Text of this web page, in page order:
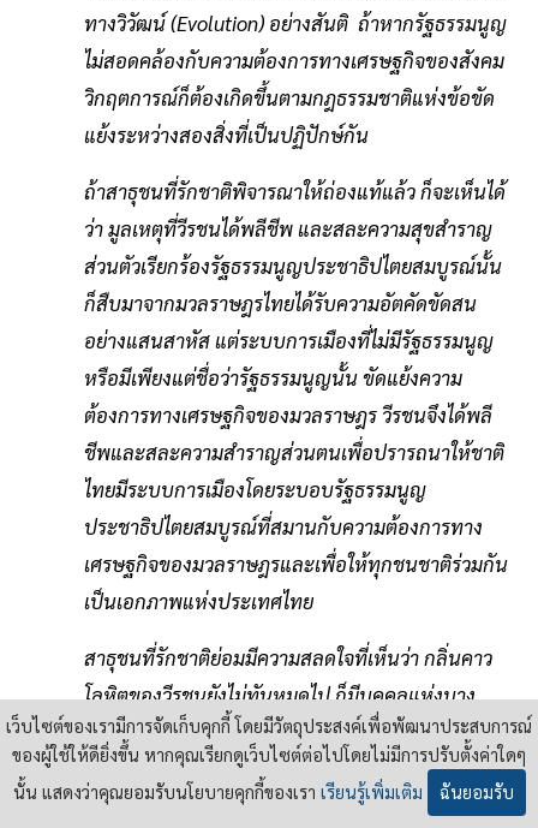
ทางวิวัฒน์ (Evolution) อย่างสันติ ถ้าหากรัฐธรรมนูญ
ไม่สอดคล้องกับความต้องการทางเศรษฐกิจของสังคม
วิกฤตการณ์ก็ต้องเกิดขึ้นตามกฎธรรมชาติแห่งข้อขัด
แย้งระหว่างสองสิ่งที่เป็นปฏิปักษ์กัน
ถ้าสาธุชนที่รักชาติพิจารณาให้ถ่องแท้แล้ว ก็จะเห็นได้
ว่า มูลเหตุที่วีรชนได้พลีชีพ และสละความสุขสําราญ
ส่วนตัวเรียกร้องรัฐธรรมนูญประชาธิปไตยสมบูรณ์นั้น
ก็สืบมาจากมวลราษฎรไทยได้รับความอัตคัดขัดสน
อย่างแสนสาหัส แต่ระบบการเมืองที่ไม่มีรัฐธรรมนูญ
หรือมีเพียงแต่ชื่อว่ารัฐธรรมนูญนั้น ขัดแย้งความ
ต้องการทางเศรษฐกิจของมวลราษฎร วีรชนจึงได้พลี
ชีพและสละความสําราญส่วนตนเพื่อปรารถนาให้ชาติ
ไทยมีระบบการเมืองโดยระบอบรัฐธรรมนูญ
ประชาธิปไตยสมบูรณ์ที่สมานกับความต้องการทาง
เศรษฐกิจของมวลราษฎรและเพื่อให้ทุกชนชาติร่วมกัน
เป็นเอกภาพแห่งประเทศไทย
สาธุชนที่รักชาติย่อมมีความสลดใจที่เห็นว่า กลิ่นคาว
โลหิตของวีรชนยังไม่ทันหมดไป ก็มีบุคคลแห่งบาง
พรรคพยายามช่วงชิงชัยชนะก้าวแรกของวีรชนไป เพื่อ
ประโยชน์ของพรรคพวกเขาโดยเฉพาะ อาทิ การถือเอา
รัฐธรรมนูญที่พวกเขาทําขึ้นเป็นแบบฉบับในการร่าง
เว็บไซต์ของเรามีการจัดเก็บคุกกี้ โดยมีวัตถุประสงค์เพื่อพัฒนาประสบการณ์
ของผู้ใช้ให้ดียิ่งขึ้น หากคุณเรียกดูเว็บไซต์ต่อไปโดยไม่มีการปรับตั้งค่าใดๆ
นั้น แสดงว่าคุณยอมรับนโยบายคุกกี้ของเรา เรียนรู้เพิ่มเติม ฉันยอมรับ